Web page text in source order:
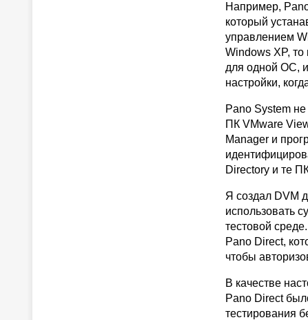
Например,
который
управлением
Windows XP,
для одной ОС,
настройки,
Pano System
ПК VMware
Manager и
Directory и те
Я создал DVM
использовать
тестовой
Pano Direct,
чтобы
В качестве
Pano Direct
тестирования